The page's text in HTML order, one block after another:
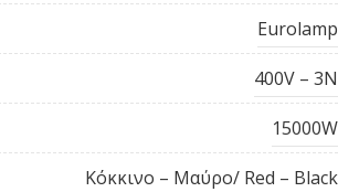
Eurolamp
400V – 3N
15000W
Κόκκινο – Μαύρο/ Red – Black